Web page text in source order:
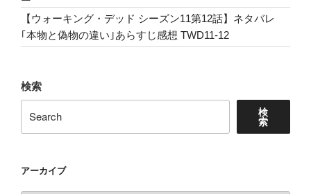
ト
The
Walking
2
る
【ウォーキング・デッド シーズン11第12話】ネタバレ
｢本物と偽物の違い｣あらすじ感想 TWD11-12
検索
検
索
アーカイブ